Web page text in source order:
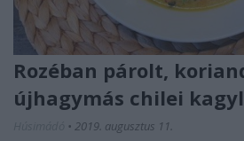
Rozéban párolt,
újhagymás chilei
• 2019. augusztus 11.